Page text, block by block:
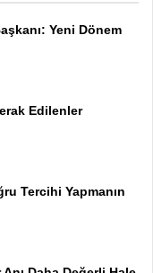
Yeni Dönem
Edilenler
Tercihi Yapmanın